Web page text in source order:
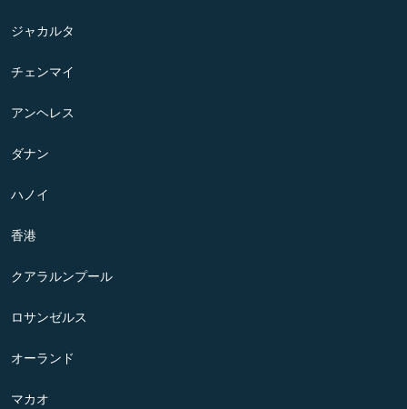
ジャカルタ
チェンマイ
アンヘレス
ダナン
ハノイ
香港
クアラルンプール
ロサンゼルス
オーランド
マカオ